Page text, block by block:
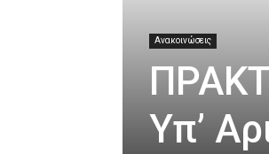
Ανακοινώσεις
Υπ’